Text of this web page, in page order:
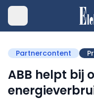
Partnercontent
ABB helpt bij